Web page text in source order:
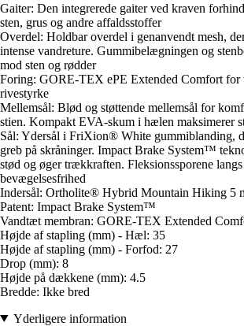
Gaiter: Den integrerede gaiter ved kraven
sten, grus og andre affaldsstoffer
Overdel: Holdbar overdel i genanvendt mesh,
intense vandreture. Gummibelægningen og
mod sten og rødder
Foring: GORE-TEX ePE Extended Comfort for
rivestyrke
Mellemsål: Blød og støttende mellemsål for
stien. Kompakt EVA-skum i hælen maksimerer
Sål: Ydersål i FriXion® White gummiblanding,
greb på skråninger. Impact Brake System™
stød og øger trækkraften. Fleksionssporene
bevægelsesfrihed
Indersål: Ortholite® Hybrid Mountain Hiking 5
Patent: Impact Brake System™
Vandtæt membran: GORE-TEX Extended
Højde af stapling (mm) - Hæl: 35
Højde af stapling (mm) - Forfod: 27
Drop (mm): 8
Højde på dækkene (mm): 4.5
Bredde: Ikke bred
Yderligere information